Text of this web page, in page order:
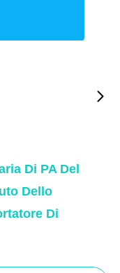
Di PA Del
Dello
Di